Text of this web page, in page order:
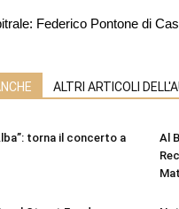
Federico Pontone di
ALTRI ARTICOLI
torna il concerto a
Al